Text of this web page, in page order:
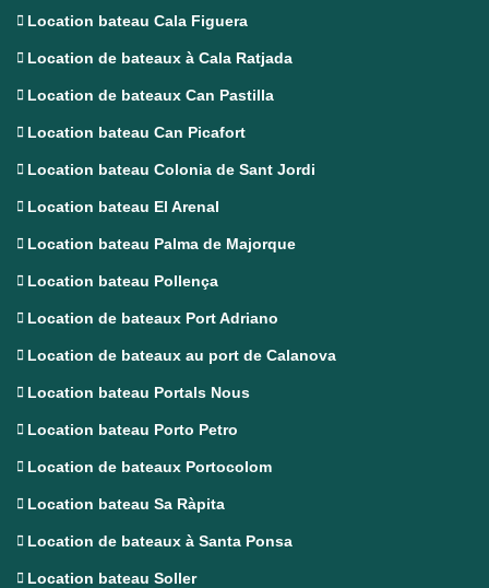
Location bateau Cala Figuera
Location de bateaux à Cala Ratjada
Location de bateaux Can Pastilla
Location bateau Can Picafort
Location bateau Colonia de Sant Jordi
Location bateau El Arenal
Location bateau Palma de Majorque
Location bateau Pollença
Location de bateaux Port Adriano
Location de bateaux au port de Calanova
Location bateau Portals Nous
Location bateau Porto Petro
Location de bateaux Portocolom
Location bateau Sa Ràpita
Location de bateaux à Santa Ponsa
Location bateau Soller